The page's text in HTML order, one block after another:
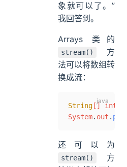
象就可以了。”
我回答到。
Arrays 类的
stream()
方
法可以将数组转
换成流：
String []
System. out .
还可以为
stream()
方